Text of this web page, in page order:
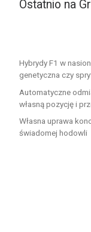
Ostatnio na
Hybrydy F1 w
genetyczna czy
Automatyczne
własną pozycję i
Własna uprawa
świadomej hodowli